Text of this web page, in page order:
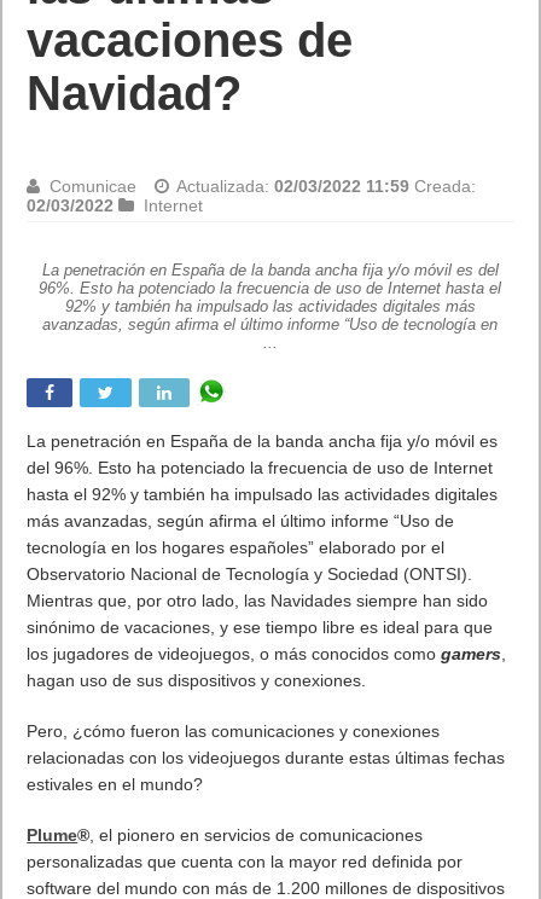
vacaciones de
Navidad?
Comunicae Actualizada:02/03/2022 11:59 Creada:
02/03/2022
Internet
La penetración en España de la banda ancha fija y/o móvil es del
96%. Esto ha potenciado la frecuencia de uso de Internet hasta el
92% y también ha impulsado las actividades digitales más
avanzadas, según afirma el último informe “Uso de tecnología en
...
La penetración en España de la banda ancha fija y/o móvil es
del 96%. Esto ha potenciado la frecuencia de uso de Internet
hasta el 92% y también ha impulsado las actividades digitales
más avanzadas, según afirma el último informe “Uso de
tecnología en los hogares españoles” elaborado por el
Observatorio Nacional de Tecnología y Sociedad (ONTSI).
Mientras que, por otro lado, las Navidades siempre han sido
sinónimo de vacaciones, y ese tiempo libre es ideal para que
los jugadores de videojuegos, o más conocidos comogamers
hagan uso de sus dispositivos y conexiones.
Pero, ¿cómo fueron las comunicaciones y conexiones
relacionadas con los videojuegos durante estas últimas fechas
estivales en el mundo?
Plume® , el pionero en servicios de comunicaciones
personalizadas que cuenta con la mayor red definida por
software del mundo con más de 1.200 millones de dispositivos